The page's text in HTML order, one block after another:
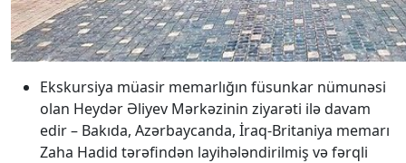
Ekskursiya müasir memarlığın füsunkar nümunəsi
olan Heydər Əliyev Mərkəzinin ziyarəti ilə davam
edir – Bakıda, Azərbaycanda, İraq-Britaniya memarı
Zaha Hadid tərəfindən layihələndirilmiş və fərqli